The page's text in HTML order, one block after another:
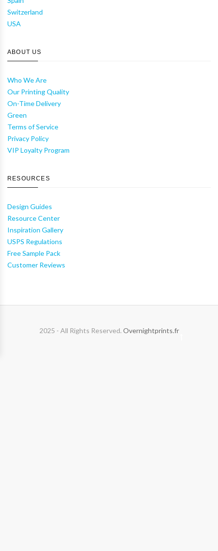
Switzerland
USA
ABOUT US
Who We Are
Our Printing Quality
On-Time Delivery
Green
Terms of Service
Privacy Policy
VIP Loyalty Program
RESOURCES
Design Guides
Resource Center
Inspiration Gallery
USPS Regulations
Free Sample Pack
Customer Reviews
2025 - All Rights Reserved. Overnightprints.fr